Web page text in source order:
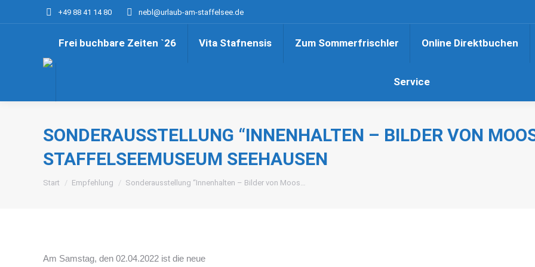
+49 88 41 14 80 nebl@urlaub-am-staffelsee.de
Frei buchbare Zeiten `26 Vita Stafnensis Zum Sommerfrischler Online Direktbuchen
Service
SONDERAUSSTELLUNG “INNENHALTEN – BILDER VON
STAFFELSEEMUSEUM SEEHAUSEN
Sie befinden sich hier:
Start Empfehlung Sonderausstellung “Innenhalten – Bilder von Moos…
Am Samstag, den 02.04.2022 ist die neue